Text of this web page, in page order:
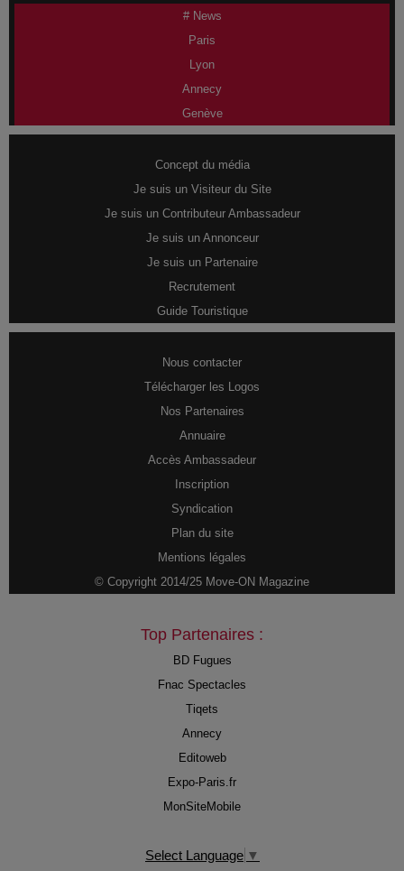
# News
Paris
Lyon
Annecy
Genève
Concept du média
Je suis un Visiteur du Site
Je suis un Contributeur Ambassadeur
Je suis un Annonceur
Je suis un Partenaire
Recrutement
Guide Touristique
Nous contacter
Télécharger les Logos
Nos Partenaires
Annuaire
Accès Ambassadeur
Inscription
Syndication
Plan du site
Mentions légales
© Copyright 2014/25 Move-ON Magazine
Top Partenaires :
BD Fugues
Fnac Spectacles
Tiqets
Annecy
Editoweb
Expo-Paris.fr
MonSiteMobile
Select Language ▼